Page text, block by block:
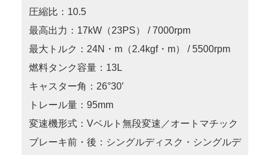
圧縮比：10.5
最高出力：17kW（23PS） / 7000rpm
最大トルク：24N・m（2.4kgf・m） / 5500rpm
燃料タンク容量：13L
キャスター角：26°30′
トレール量：95mm
変速機形式：Vベルト無段変速／オートマチック
ブレーキ前・後：シングルディスク・シングルデ